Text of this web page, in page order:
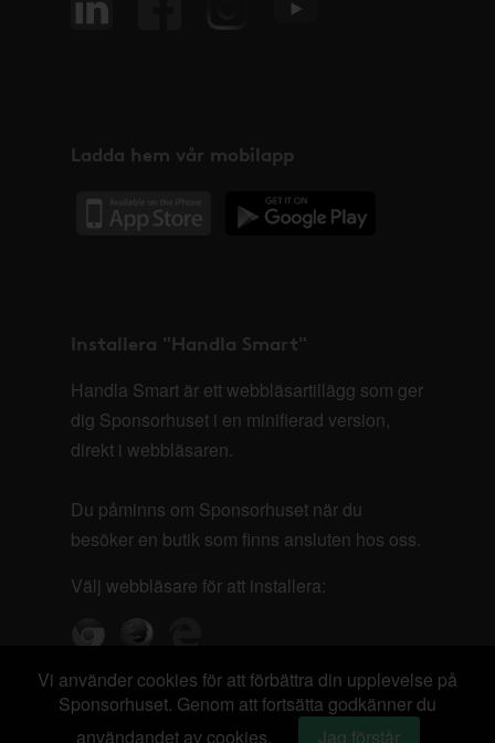
Ladda hem vår mobilapp
Installera "Handla Smart"
Handla Smart är ett webbläsartillägg som ger
dig Sponsorhuset i en minifierad version,
direkt i webbläsaren.
Du påminns om Sponsorhuset när du
besöker en butik som finns ansluten hos oss.
Välj webbläsare för att installera:
Vi använder cookies för att förbättra din upplevelse på
Sponsorhuset. Genom att fortsätta godkänner du
användandet av cookies.
Jag förstår